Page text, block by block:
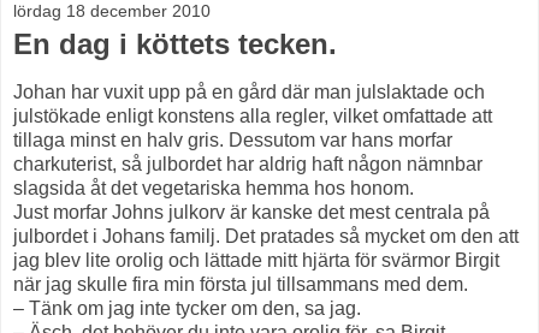
lördag 18 december 2010
En dag i köttets tecken.
Johan har vuxit upp på en gård där man julslaktade och
julstökade enligt konstens alla regler, vilket omfattade att
tillaga minst en halv gris. Dessutom var hans morfar
charkuterist, så julbordet har aldrig haft någon nämnbar
slagsida åt det vegetariska hemma hos honom.
Just morfar Johns julkorv är kanske det mest centrala på
julbordet i Johans familj. Det pratades så mycket om den att
jag blev lite orolig och lättade mitt hjärta för svärmor Birgit
när jag skulle fira min första jul tillsammans med dem.
– Tänk om jag inte tycker om den, sa jag.